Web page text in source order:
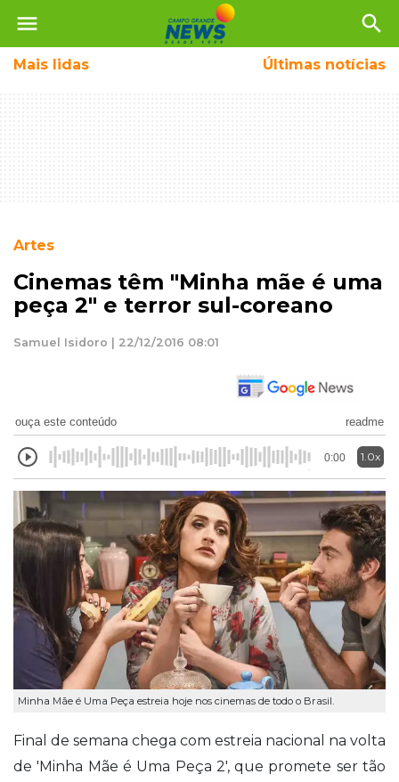
menu search
Mais lidas Últimas notícias
Artes
Cinemas têm "Minha mãe é uma
peça 2" e terror sul-coreano
Samuel Isidoro | 22/12/2016 08:01
ouça este conteúdo readme
0:00 1.0x
Minha Mãe é Uma Peça estreia hoje nos cinemas de todo o Brasil.
Final de semana chega com estreia nacional na volta
de 'Minha Mãe é Uma Peça 2', que promete ser tão